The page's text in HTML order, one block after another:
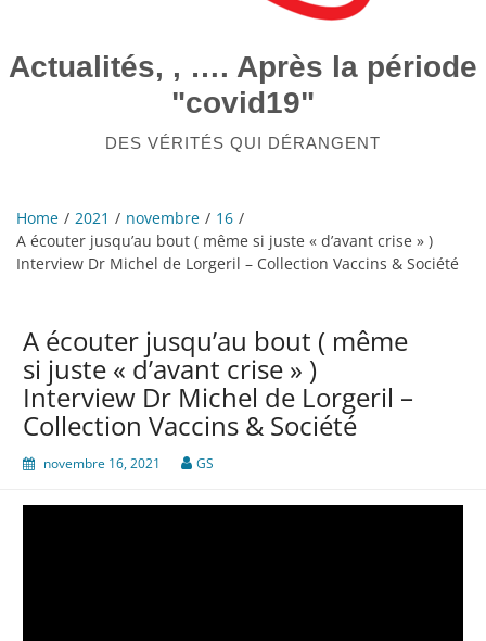
Actualités, , …. Après la période
"covid19"
DES VÉRITÉS QUI DÉRANGENT
Home 2021 novembre
16
A écouter jusqu’au bout ( même si juste « d’avant crise » )
Interview Dr Michel de Lorgeril – Collection Vaccins & Société
A écouter jusqu’au bout ( même
si juste « d’avant crise » )
Interview Dr Michel de Lorgeril –
Collection Vaccins & Société
novembre 16, 2021 GS